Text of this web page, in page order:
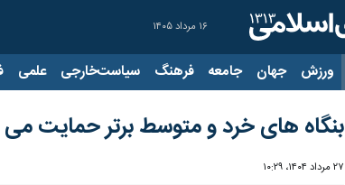
۱۶ مرداد ۱۴۰۵
ورزش جهان جامعه فرهنگ سیاست‌خارجی علمی
بنگاه های خرد و متوسط برتر حمایت می
۲۷ مرداد ۱۴۰۴، ۱۰:۲۹